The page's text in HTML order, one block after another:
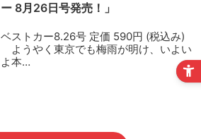
ー 8月26日号発売！」
ベストカー8.26号 定価 590円 (税込み)
ようやく東京でも梅雨が明け、いよい
よ本…